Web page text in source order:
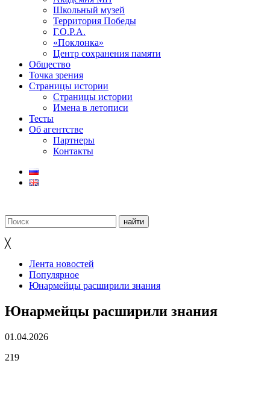
Школьный музей
Территория Победы
Г.О.Р.А.
«Поклонка»
Центр сохранения памяти
Общество
Точка зрения
Страницы истории
Страницы истории
Имена в летописи
Тесты
Об агентстве
Партнеры
Контакты
╳
Лента новостей
Популярное
Юнармейцы расширили знания
Юнармейцы расширили знания
01.04.2026
219